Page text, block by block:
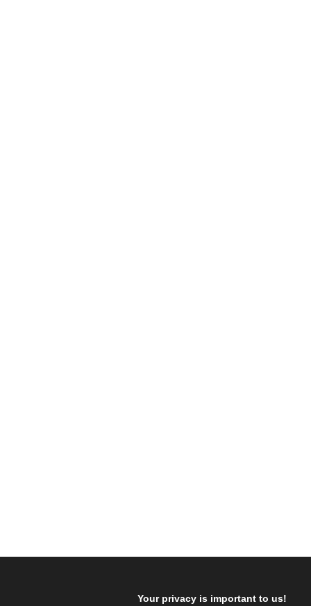
Your privacy is important to us!